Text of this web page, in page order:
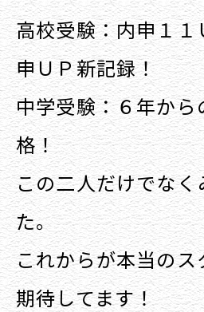
高校受験：内申１
申ＵＰ新記録！
中学受験：６年か
格！
この二人だけでな
た。
これからが本当の
期待してます！